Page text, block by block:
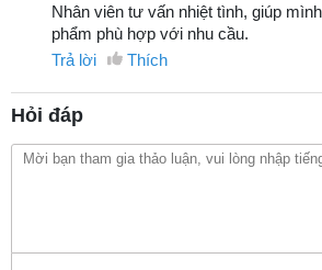
Nhân viên tư vấn nhiệt tình, giúp
phẩm phù hợp với nhu cầu.
Trả lời
Thích
Hỏi đáp